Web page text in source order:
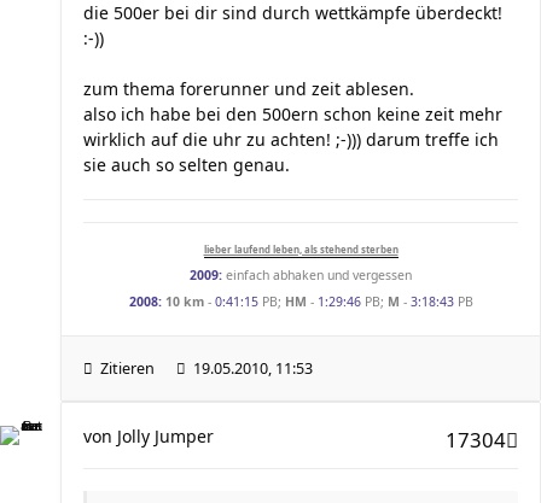
die 500er bei dir sind durch wettkämpfe überdeckt!
:-))
zum thema forerunner und zeit ablesen.
also ich habe bei den 500ern schon keine zeit mehr
wirklich auf die uhr zu achten! ;-))) darum treffe ich
sie auch so selten genau.
lieber laufend leben, als stehend sterben
2009: einfach abhaken und vergessen
2008: 10 km- 0:41:15PB; HM - 1:29:46PB; M - 3:18:43PB
Zitieren 19.05.2010, 11:53
17304
von Jolly Jumper